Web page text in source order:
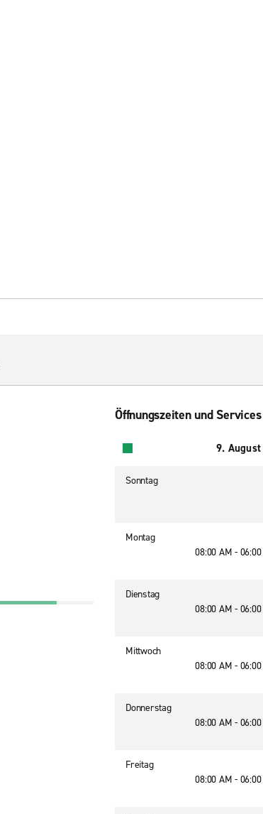
Öffnungszeiten und Services
9.
Sonntag
Montag
08:00 AM -
Dienstag
08:00 AM -
Mittwoch
08:00 AM -
Donnerstag
08:00 AM -
Freitag
08:00 AM -